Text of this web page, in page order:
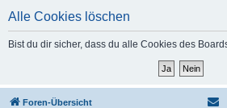
Alle Cookies löschen
Bist du dir sicher, dass du alle Cookies des
Foren-Übersicht